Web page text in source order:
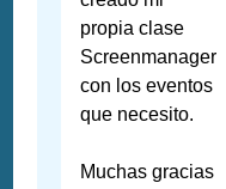
propia clase
Screenmanager
con los eventos
que necesito.
Muchas gracias